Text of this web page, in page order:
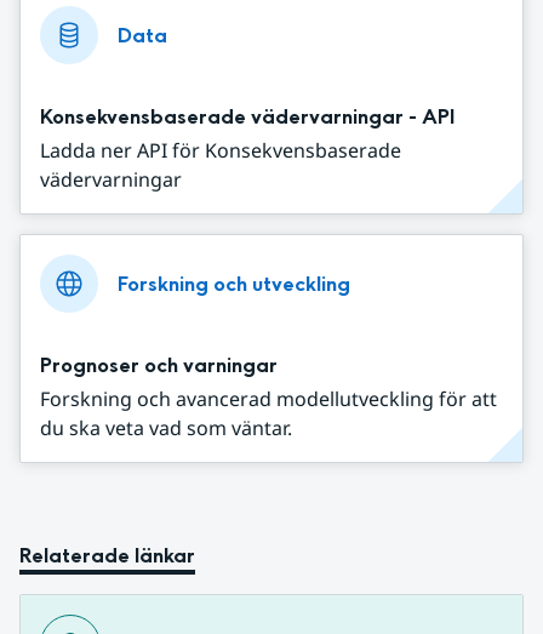
Data
Konsekvensbaserade vädervarningar - API
Ladda ner API för Konsekvensbaserade
vädervarningar
Forskning och utveckling
Prognoser och varningar
Forskning och avancerad modellutveckling för att
du ska veta vad som väntar.
Relaterade länkar